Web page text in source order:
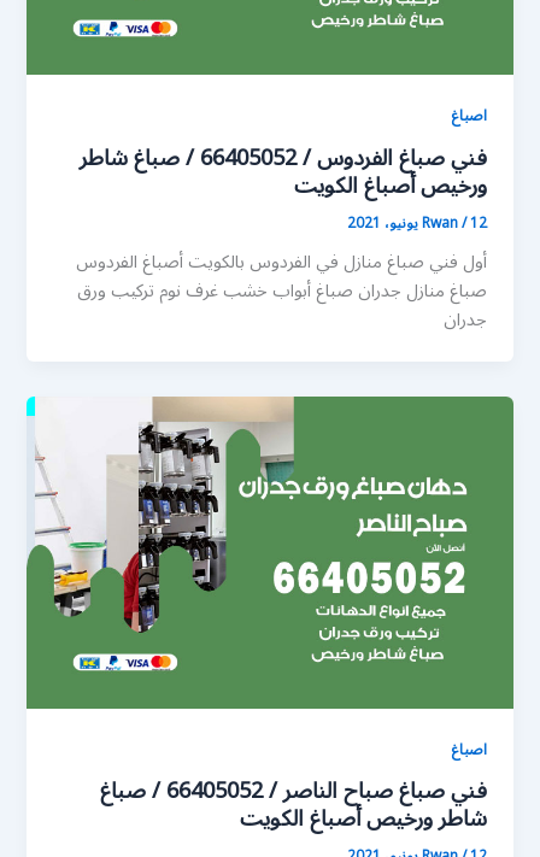
اصباغ
فني صباغ الفردوس / 66405052 / صباغ شاطر
ورخيص أصباغ الكويت
Rwan/12 يونيو، 2021
أول فني صباغ منازل في الفردوس بالكويت أصباغ الفردوس
صباغ منازل جدران صباغ أبواب خشب غرف نوم تركيب ورق
جدران
اصباغ
فني صباغ صباح الناصر / 66405052 / صباغ
شاطر ورخيص أصباغ الكويت